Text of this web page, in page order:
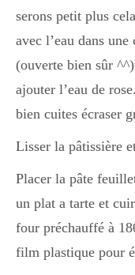
serons petit plus
avec l’eau dans
(ouverte bien sûr
ajouter l’eau de
bien cuites écraser
Lisser la pâtissière
Placer la pâte
un plat a tarte et
four préchauffé à
film plastique pour